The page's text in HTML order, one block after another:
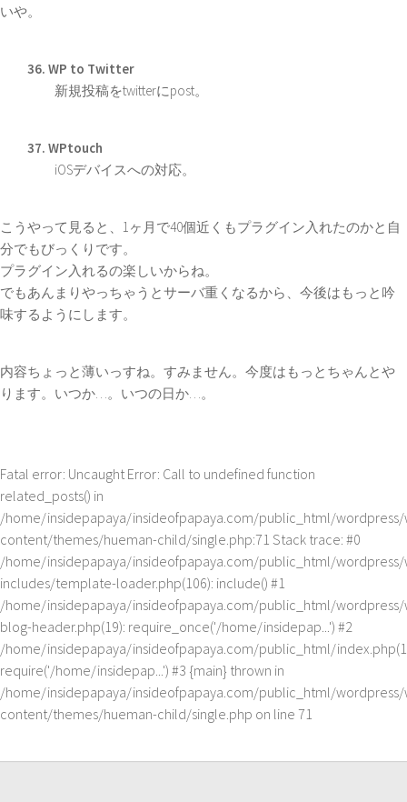
いや。
36. WP to Twitter
新規投稿をtwitterにpost。
37. WPtouch
iOSデバイスへの対応。
こうやって見ると、1ヶ月で40個近くもプラグイン入れたのかと自
分でもびっくりです。
プラグイン入れるの楽しいからね。
でもあんまりやっちゃうとサーバ重くなるから、今後はもっと吟
味するようにします。
内容ちょっと薄いっすね。すみません。今度はもっとちゃんとや
ります。いつか…。いつの日か…。
Fatal error: Uncaught Error: Call to undefined function
related_posts() in
/home/insidepapaya/insideofpapaya.com/public_html/
content/themes/hueman-child/single.php:71 Stack trace: #0
/home/insidepapaya/insideofpapaya.com/public_html/
includes/template-loader.php(106): include() #1
/home/insidepapaya/insideofpapaya.com/public_html/
blog-header.php(19): require_once('/home/insidepap...') #2
/home/insidepapaya/insideofpapaya.com/public_html/
require('/home/insidepap...') #3 {main} thrown in
/home/insidepapaya/insideofpapaya.com/public_html/
content/themes/hueman-child/single.php on line 71